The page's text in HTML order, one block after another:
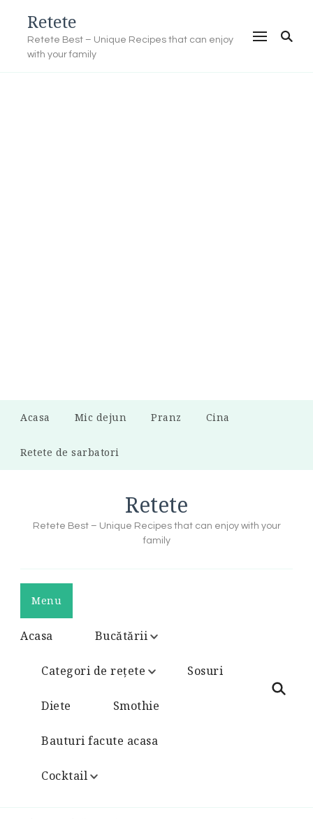
Retete
Retete Best – Unique Recipes that can enjoy
with your family
Acasa Mic dejun Pranz Cina
Retete de sarbatori
Retete
Retete Best – Unique Recipes that can enjoy with your
family
Menu
Acasa Bucătării
Categori de rețete Sosuri
Diete Smothie
Bauturi facute acasa
Cocktail